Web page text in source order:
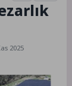
2025